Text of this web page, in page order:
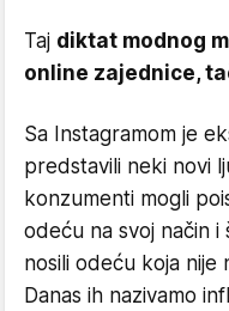
Taj diktat modnog
online zajednice,
Sa Instagramom je
predstavili neki novi
konzumenti mogli
odeću na svoj način i
nosili odeću koja nije
Danas ih nazivamo